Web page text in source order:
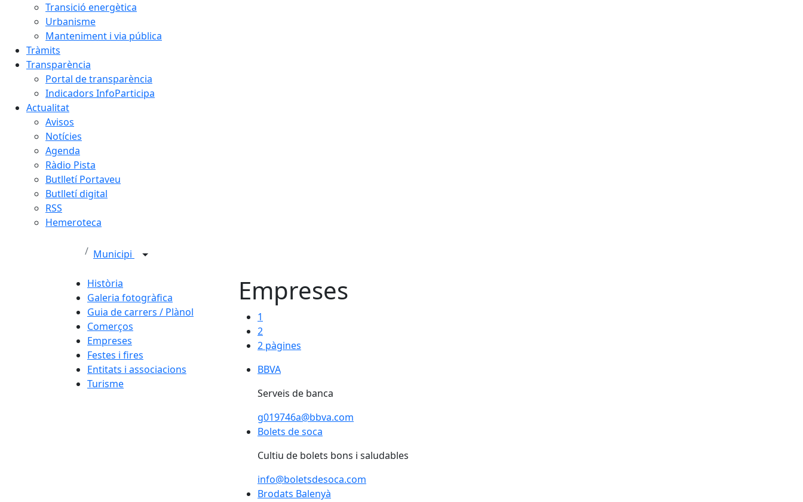
Transició energètica
Urbanisme
Manteniment i via pública
Tràmits
Transparència
Portal de transparència
Indicadors InfoParticipa
Actualitat
Avisos
Notícies
Agenda
Ràdio Pista
Butlletí Portaveu
Butlletí digital
RSS
Hemeroteca
Municipi
Història
Galeria fotogràfica
Guia de carrers / Plànol
Comerços
Empreses
Festes i fires
Entitats i associacions
Turisme
Empreses
1
2
2 pàgines
BBVA
BBVA
Serveis de banca
g019746a@bbva.com
Bolets de soca
Bolets de soca
Cultiu de bolets bons i saludables
info@boletsdesoca.com
Brodats Balenyà
Brodats Balenyà